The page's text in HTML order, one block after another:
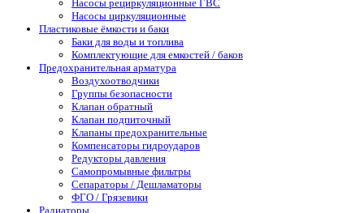
Насосы рециркуляционные ГВС
Насосы циркуляционные
Пластиковые ёмкости и баки
Баки для воды и топлива
Комплектующие для емкостей / баков
Предохранительная арматура
Воздухоотводчики
Группы безопасности
Клапан обратный
Клапан подпиточный
Клапаны предохранительные
Компенсаторы гидроударов
Редукторы давления
Самопромывные фильтры
Сепараторы / Дешламаторы
ФГО / Грязевики
Радиаторы